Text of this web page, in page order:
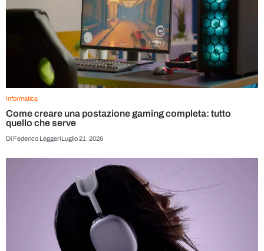
Informatica
Come creare una postazione gaming completa: tutto
quello che serve
Di Federico LeggeriLuglio 21, 2026